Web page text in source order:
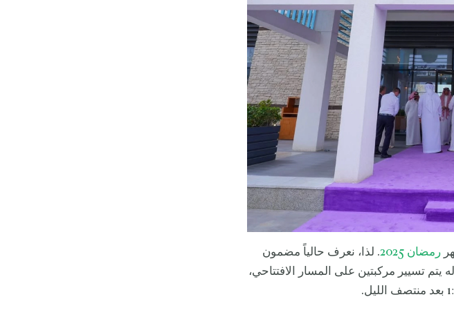
رمضان 2025
. لذا، نعرف حالياً مضمون
تسيير مركبتين على المسار الافتتاحي،